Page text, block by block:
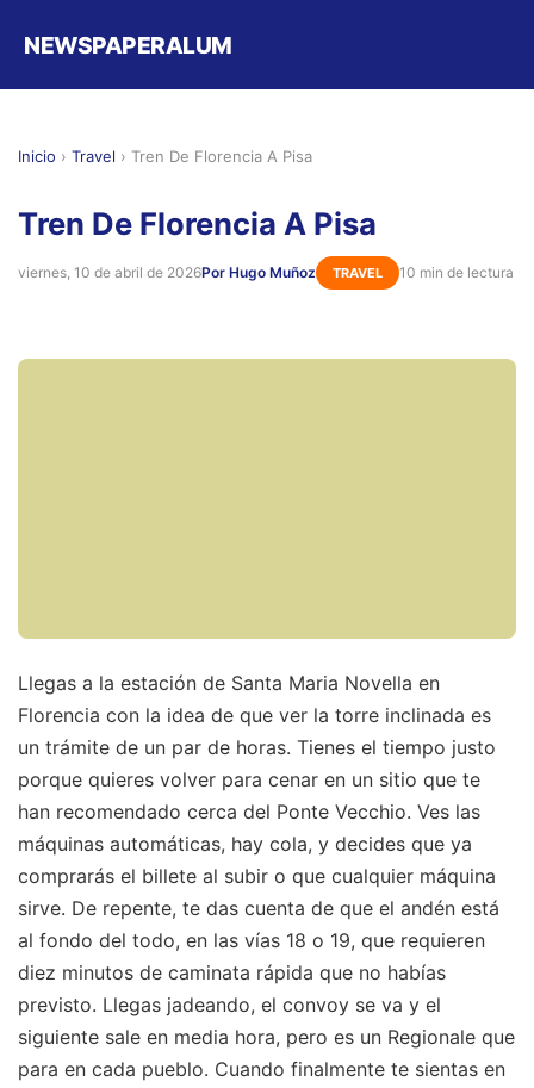
NEWSPAPERALUM
Inicio › Travel › Tren De Florencia A Pisa
Tren De Florencia A Pisa
viernes, 10 de abril de 2026Por Hugo Muñoz TRAVEL 10 min de lectura
Llegas a la estación de Santa Maria Novella en
Florencia con la idea de que ver la torre inclinada es
un trámite de un par de horas. Tienes el tiempo justo
porque quieres volver para cenar en un sitio que te
han recomendado cerca del Ponte Vecchio. Ves las
máquinas automáticas, hay cola, y decides que ya
comprarás el billete al subir o que cualquier máquina
sirve. De repente, te das cuenta de que el andén está
al fondo del todo, en las vías 18 o 19, que requieren
diez minutos de caminata rápida que no habías
previsto. Llegas jadeando, el convoy se va y el
siguiente sale en media hora, pero es un Regionale que
para en cada pueblo. Cuando finalmente te sientas en